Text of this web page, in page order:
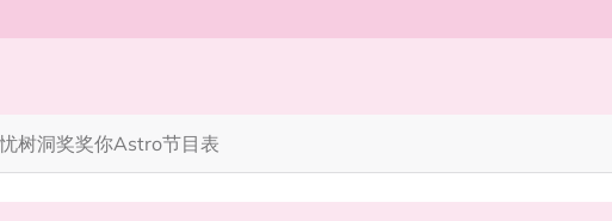
树洞奖奖你Astro节目表